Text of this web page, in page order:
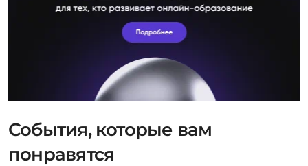
События, которые вам
понравятся